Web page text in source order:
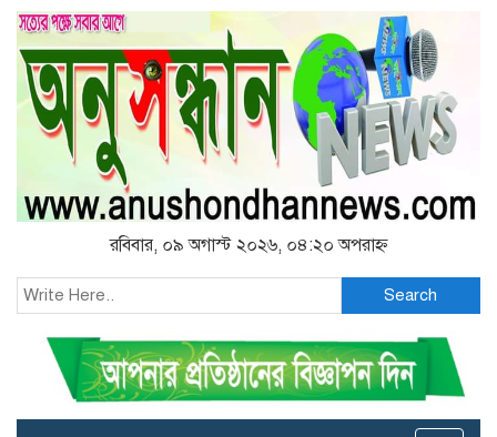
রবিবার, ০৯ অগাস্ট ২০২৬, ০৪:২০ অপরাহ্ন
Search